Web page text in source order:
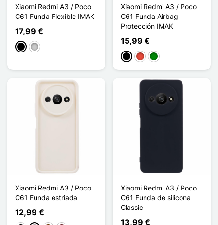
Xiaomi Redmi A3 / Poco
C61 Funda Flexible IMAK
17,99 €
NegroTransparente
Xiaomi Redmi A3 / Poco
C61 Funda Airbag
Protección IMAK
15,99 €
NegroRojoVerde
Xiaomi Redmi A3 / Poco
C61 Funda estriada
12,99 €
Xiaomi Redmi A3 / Poco
C61 Funda de silicona
Classic
13,99 €